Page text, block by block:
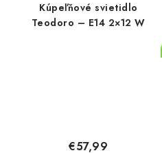
Kúpeľňové svietidlo
Teodoro – E14 2×12 W
€57,99